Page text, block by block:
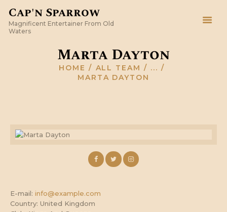
Cap'n Sparrow
Magnificent Entertainer From Old
Waters
Marta Dayton
HOME ALL TEAM
...
MARTA DAYTON
E-mail: info@example.com
Country: United Kingdom